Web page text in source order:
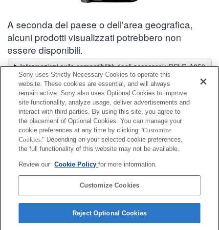
A seconda del paese o dell'area geografica,
alcuni prodotti visualizzati potrebbero non
essere disponibili.
Informazioni sulla compatibilità degli accessori : DSLR-A850
Selettore obiettivi
Seleziona un obiettivo consigliato per le foto che desideri scattare
Adattatore per supporto accessori
Completamente compatibile
ADP-AMA
Sony uses Strictly Necessary Cookies to operate this
website. These cookies are essential, and will always
remain active. Sony also uses Optional Cookies to improve
site functionality, analyze usage, deliver advertisements and
interact with third parties. By using this site, you agree to
the placement of Optional Cookies. You can manage your
cookie preferences at any time by clicking "Customize
Cookies." Depending on your selected cookie preferences,
the full functionality of this website may not be available.
Review our Cookie Policyfor more information.
Customize Cookies
Reject Optional Cookies